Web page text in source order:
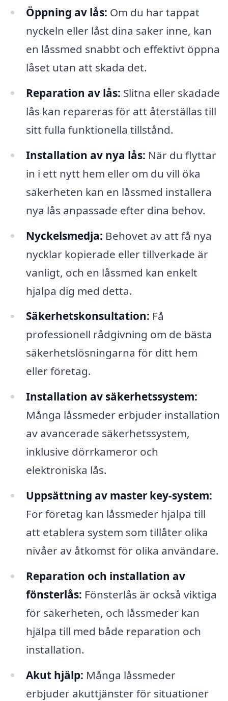
Öppning av lås: Om du har tappat
nyckeln eller låst dina saker inne, kan
en låssmed snabbt och effektivt öppna
låset utan att skada det.
Reparation av lås: Slitna eller skadade
lås kan repareras för att återställas till
sitt fulla funktionella tillstånd.
Installation av nya lås: När du flyttar
in i ett nytt hem eller om du vill öka
säkerheten kan en låssmed installera
nya lås anpassade efter dina behov.
Nyckelsmedja: Behovet av att få nya
nycklar kopierade eller tillverkade är
vanligt, och en låssmed kan enkelt
hjälpa dig med detta.
Säkerhetskonsultation: Få
professionell rådgivning om de bästa
säkerhetslösningarna för ditt hem
eller företag.
Installation av säkerhetssystem:
Många låssmeder erbjuder installation
av avancerade säkerhetssystem,
inklusive dörrkameror och
elektroniska lås.
Uppsättning av master key-system:
För företag kan låssmeder hjälpa till
att etablera system som tillåter olika
nivåer av åtkomst för olika användare.
Reparation och installation av
fönsterlås: Fönsterlås är också viktiga
för säkerheten, och låssmeder kan
hjälpa till med både reparation och
installation.
Akut hjälp: Många låssmeder
erbjuder akuttjänster för situationer